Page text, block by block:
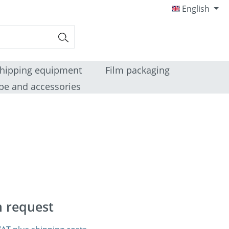
English
equipment
Film packaging
and accessories
request